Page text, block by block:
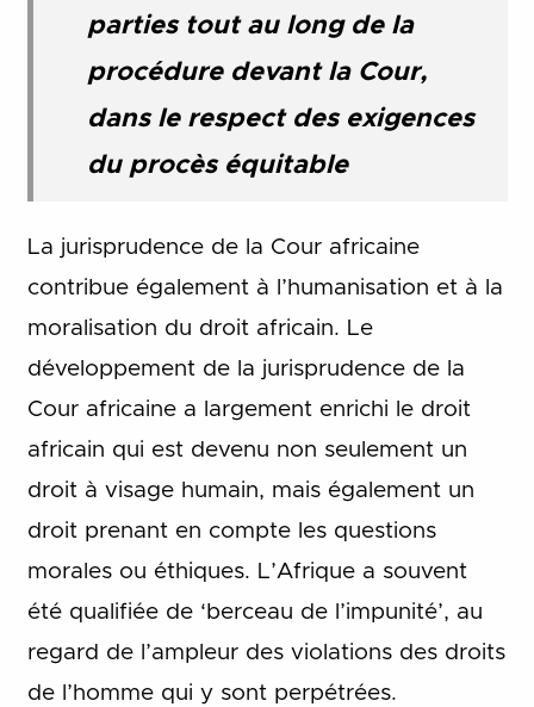
parties tout au long de la
procédure devant la Cour,
dans le respect des exigences
du procès équitable
La jurisprudence de la Cour africaine
contribue également à l’humanisation et à la
moralisation du droit africain. Le
développement de la jurisprudence de la
Cour africaine a largement enrichi le droit
africain qui est devenu non seulement un
droit à visage humain, mais également un
droit prenant en compte les questions
morales ou éthiques. L’Afrique a souvent
été qualifiée de ‘berceau de l’impunité’, au
regard de l’ampleur des violations des droits
de l’homme qui y sont perpétrées.